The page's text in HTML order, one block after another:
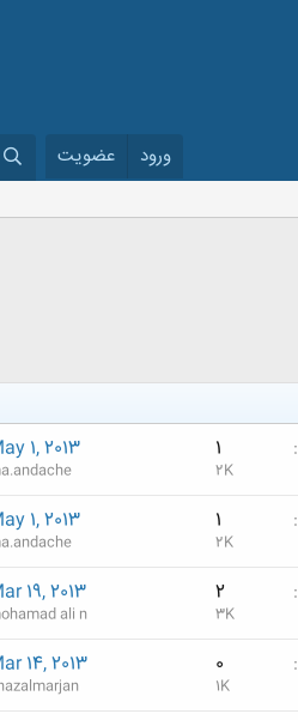
ورود عضویت
1
2K
1, 2013
1
2K
1, 2013
2
3K
19, 2013
ali n
0
1K
14, 2013